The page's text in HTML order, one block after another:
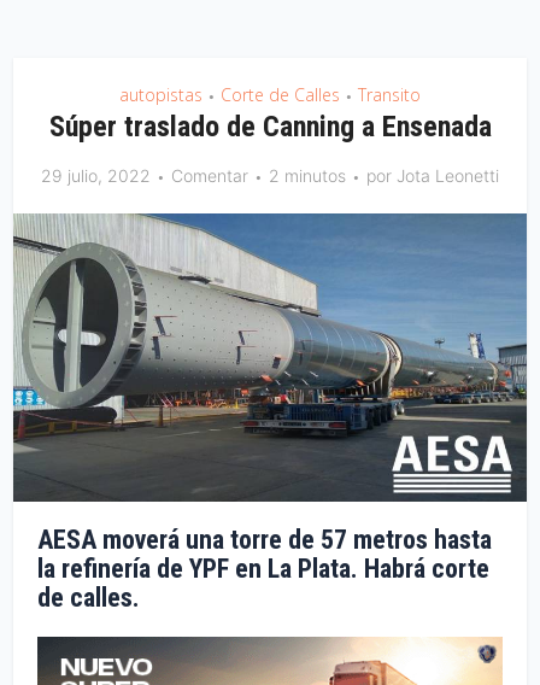
autopistas • Corte de Calles • Transito
Súper traslado de Canning a Ensenada
29 julio, 2022 Comentar 2 minutos por Jota Leonetti
AESA moverá una torre de 57 metros hasta
la refinería de YPF en La Plata. Habrá corte
de calles.